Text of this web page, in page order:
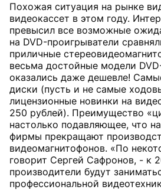
Похожая ситуация на рынке
видеокассет в этом году.
превысил все возможные
на DVD-проигрыватели
приличные
весьма достойные модели
оказались даже дешевле!
диски (пусть и не самые
лицензионные новинки на
250 рублей). Преимущество
настолько подавляющее, что
фирмы прекращают
видеомагнитофонов. «По
говорит Сергей Сафронов, - к
производители будут
профессиональной